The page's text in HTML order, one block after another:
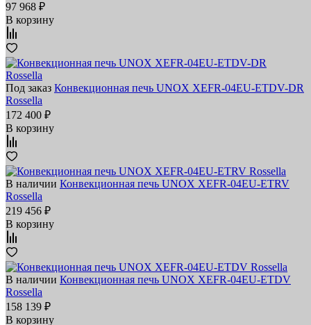
97 968 ₽
В корзину
Под заказ Конвекционная печь UNOX XEFR-04EU-ETDV-DR
Rossella
172 400 ₽
В корзину
В наличии Конвекционная печь UNOX XEFR-04EU-ETRV
Rossella
219 456 ₽
В корзину
В наличии Конвекционная печь UNOX XEFR-04EU-ETDV
Rossella
158 139 ₽
В корзину